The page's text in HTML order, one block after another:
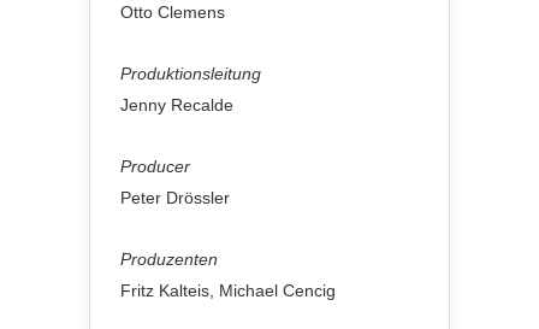
Otto Clemens
Produktionsleitung
Jenny Recalde
Producer
Peter Drössler
Produzenten
Fritz Kalteis, Michael Cencig